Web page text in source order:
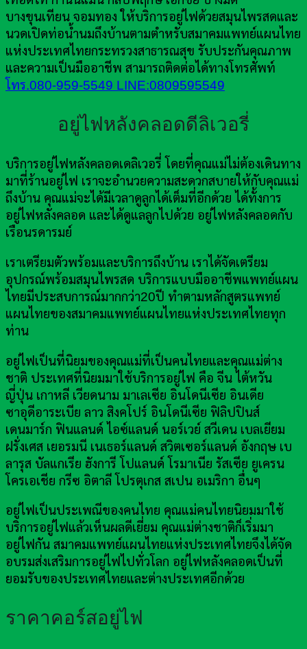
บางขุนเทียน จอมทอง ให้บริการอยู่ไฟด้วยสมุนไพรสดและ
นวดเปิดท่อน้ำนมถึงบ้านตามตำหรับสมาคมแพทย์แผนไทย
แห่งประเทศไทยกระทรวงสาธารณสุข รับประกันคุณภาพ
และความเป็นมืออาชีพ สามารถติดต่อได้ทางโทรศัพท์
โทร.080-959-5549 LINE:0809595549
อยู่ไฟหลังคลอดดีลิเวอรี่
บริการอยู่ไฟหลังคลอดเดลิเวอรี่ โดยที่คุณแม่ไม่ต้องเดินทาง
มาที่ร้านอยู่ไฟ เราจะอำนวยความสะดวกสบายให้กับคุณแม่
ถึงบ้าน คุณแม่จะได้มีเวลาดูลูกได้เต็มที่อีกด้วย ได้ทั้งการ
อยู่ไฟหลังคลอด และได้ดูแลลูกไปด้วย อยู่ไฟหลังคลอดกับ
เรือนรดารมย์
เราเตรียมตัวพร้อมและบริการถึงบ้าน เราได้จัดเตรียม
อุปกรณ์พร้อมสมุนไพรสด บริการแบบมืออาชีพแพทย์แผน
ไทยมีประสบการณ์มากกว่า20ปี ทำตามหลักสูตรแพทย์
แผนไทยของสมาคมแพทย์แผนไทยแห่งประเทศไทยทุก
ท่าน
อยู่ไฟเป็นที่นิยมของคุณแม่ที่เป็นคนไทยและคุณแม่ต่าง
ชาติ ประเทศที่นิยมมาใช้บริการอยู่ไฟ คือ จีน ไต้หวัน
ญี่ปุ่น เกาหลี เวียดนาม มาเลเซีย อินโดนีเซีย อินเดีย
ซาอุดีอาระเบีย ลาว สิงคโปร์ อินโดนีเซีย ฟิลิปปินส์
เดนมาร์ก ฟินแลนด์ ไอซ์แลนด์ นอร์เวย์ สวีเดน เบลเยียม
ฝรั่งเศส เยอรมนี เนเธอร์แลนด์ สวิตเซอร์แลนด์ อังกฤษ เบ
ลารุส บัลแกเรีย ฮังการี โปแลนด์ โรมาเนีย รัสเซีย ยูเครน
โครเอเชีย กรีซ อิตาลี โปรตุเกส สเปน อเมริกา อื่นๆ
อยู่ไฟเป็นประเพณีของคนไทย คุณแม่คนไทยนิยมมาใช้
บริการอยู่ไฟแล้วเห็นผลดีเยี่ยม คุณแม่ต่างชาติก็เริ่มมา
อยู่ไฟกัน สมาคมแพทย์แผนไทยแห่งประเทศไทยจึงได้จัด
อบรมส่งเสริมการอยู่ไฟไปทั่วโลก อยู่ไฟหลังคลอดเป็นที่
ยอมรับของประเทศไทยและต่างประเทศอีกด้วย
ราคาคอร์สอยู่ไฟ